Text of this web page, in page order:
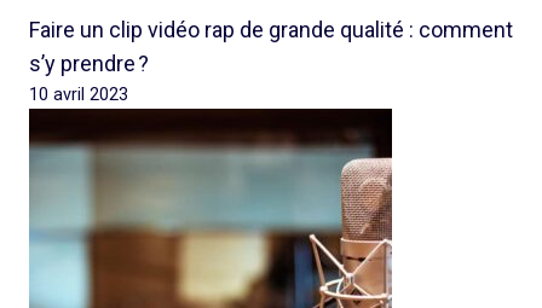
Faire un clip vidéo rap de grande qualité : comment
s’y prendre ?
10 avril 2023